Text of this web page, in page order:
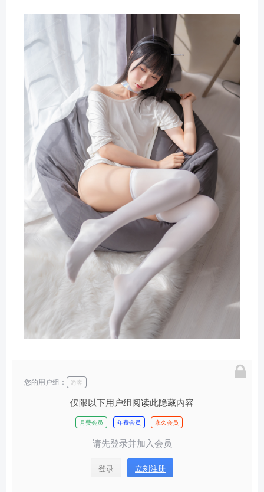
仅限以下用户组阅读此隐藏内容
月费会员 年费会员 永久会员
请先登录并加入会员
登录 立刻注册
您的用户组： 游客